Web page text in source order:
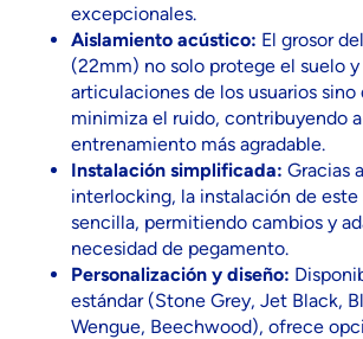
excepcionales.
Aislamiento acústico: El grosor
(22mm) no solo protege el suelo y
articulaciones de los usuarios
minimiza el ruido, contribuyendo
entrenamiento más agradable.
Instalación simplificada: Gracias
interlocking, la instalación de este
sencilla, permitiendo cambios y
necesidad de pegamento.
Personalización y diseño:
estándar (Stone Grey, Jet Black,
Wengue, Beechwood), ofrece